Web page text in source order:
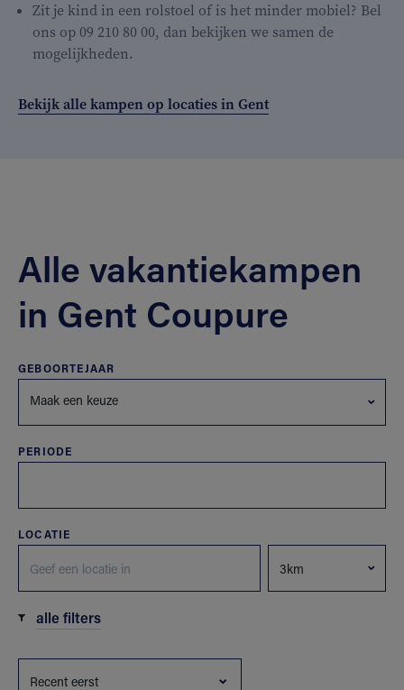
Zit je kind in een rolstoel of is het minder mobiel? Bel
ons op 09 210 80 00, dan bekijken we samen de
mogelijkheden.
Bekijk alle kampen op locaties in Gent
Alle vakantiekampen
in Gent Coupure
GEBOORTEJAAR
Maak een keuze
PERIODE
LOCATIE
alle filters